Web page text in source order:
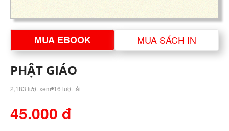
MUA EBOOK MUA SÁCH IN
PHẬT GIÁO
2,183 lượt xem 16 lượt tải
45.000 đ